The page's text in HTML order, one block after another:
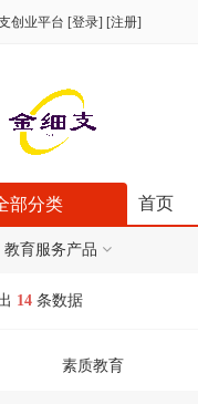
创业平台 [登录] [注册]
首页
部分类
教育服务产品
14 条数据
素质教育